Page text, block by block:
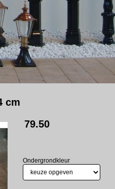
cm
79.50
Ondergrondkleur